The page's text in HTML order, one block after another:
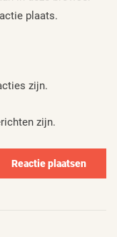
plaats.
zijn.
zijn.